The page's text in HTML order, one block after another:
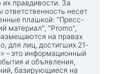
правдивости. За
несет
плашкой: "Пресс-
материал", "Promo",
на правах
для лиц, достигших 21-
– это информационный
и объявления,
базирующиеся на